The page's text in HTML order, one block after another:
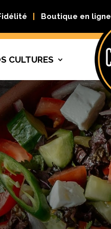
Boutique en ligne
CULTURES